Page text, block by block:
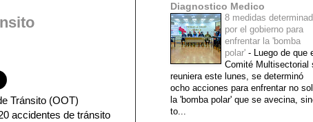
Tránsito (OOT)
accidentes de tránsito
Diagnostico Medico
8 medidas
por el gobierno para
enfrentar la 'bomba
polar' - Luego de que
Comité Multisectorial
reuniera este lunes, se determinó
ocho acciones para enfrentar no
la 'bomba polar' que se avecina,
to...